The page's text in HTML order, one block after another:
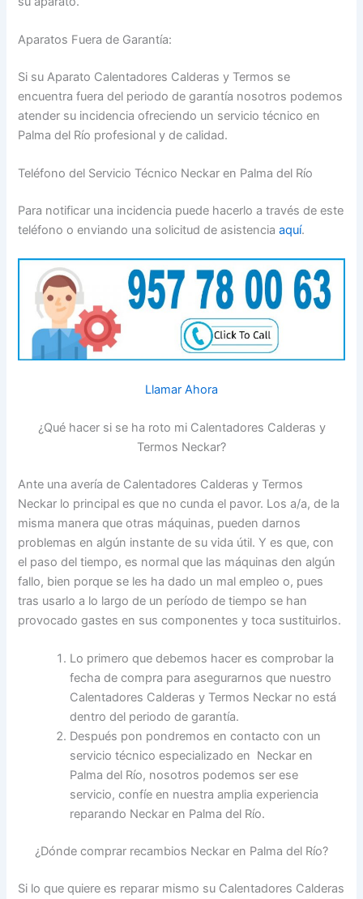
Aparatos Fuera de Garantía:
Si su Aparato Calentadores Calderas y Termos se
encuentra fuera del periodo de garantía nosotros podemos
atender su incidencia ofreciendo un servicio técnico en
Palma del Río profesional y de calidad.
Teléfono del Servicio Técnico Neckar en Palma del Río
Para notificar una incidencia puede hacerlo a través de este
teléfono o enviando una solicitud de asistenciaaquí.
Llamar Ahora
¿Qué hacer si se ha roto mi Calentadores Calderas y
Termos Neckar?
Ante una avería de Calentadores Calderas y Termos
Neckar lo principal es que no cunda el pavor. Los a/a, de la
misma manera que otras máquinas, pueden darnos
problemas en algún instante de su vida útil. Y es que, con
el paso del tiempo, es normal que las máquinas den algún
fallo, bien porque se les ha dado un mal empleo o, pues
tras usarlo a lo largo de un período de tiempo se han
provocado gastes en sus componentes y toca sustituirlos.
Lo primero que debemos hacer es comprobar la
fecha de compra para asegurarnos que nuestro
Calentadores Calderas y Termos Neckar no está
dentro del periodo de garantía.
Después pon pondremos en contacto con un
servicio técnico especializado en Neckar en
Palma del Río, nosotros podemos ser ese
servicio, confíe en nuestra amplia experiencia
reparando Neckar en Palma del Río.
¿Dónde comprar recambios Neckar en Palma del Río?
Si lo que quiere es reparar mismo su Calentadores Calderas